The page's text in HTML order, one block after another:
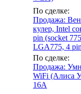
По сделке:
Продажа:
кулер, Intel
pin (socket
LGA775, 4
По сделке:
Продажа:
WiFi (Алиса
16А